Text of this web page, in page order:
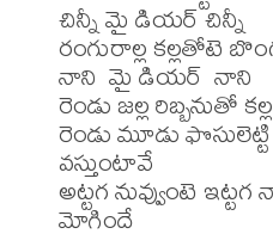
చిన్నీ మై డియర్ చిన్నీ
రంగురాల్ల కల్లతోటె
నాని  మై డియర్  నాని
రెండు జల్ల రిబ్బనుతో
రెండు మూడు ఫొసులెట్టి
వస్తుంటావే
అట్టగ నువ్వుంటె
మోగిందే